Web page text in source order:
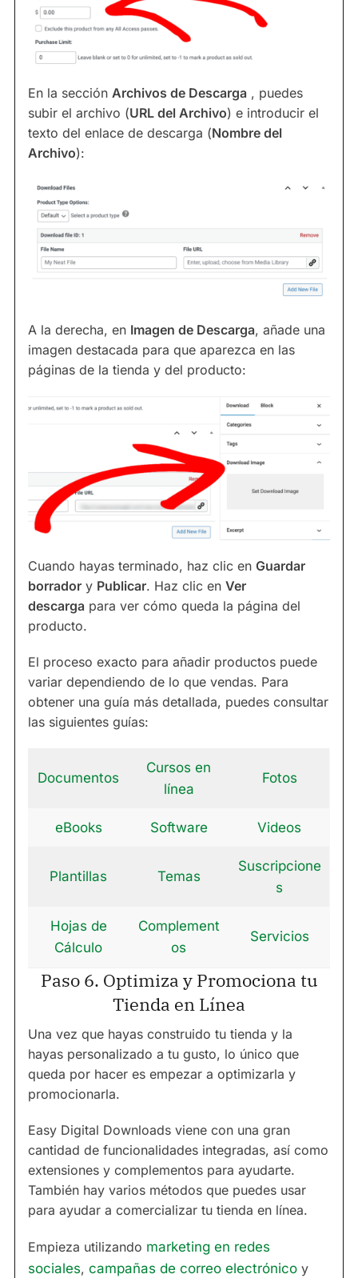
En la sección Archivos de Descarga , puedes
subir el archivo (URL del Archivo) e introducir el
texto del enlace de descarga (Nombre del
Archivo):
A la derecha, en Imagen de Descarga, añade una
imagen destacada para que aparezca en las
páginas de la tienda y del producto:
Cuando hayas terminado, haz clic en Guardar
borrador y Publicar. Haz clic en Ver
descarga para ver cómo queda la página del
producto.
El proceso exacto para añadir productos puede
variar dependiendo de lo que vendas. Para
obtener una guía más detallada, puedes consultar
las siguientes guías:
Documentos
Cursos en
línea
Fotos
eBooks Software Videos
Plantillas Temas
Suscripcione
s
Hojas de
Cálculo
Complement
os
Servicios
Paso 6. Optimiza y Promociona tu
Tienda en Línea
Una vez que hayas construido tu tienda y la
hayas personalizado a tu gusto, lo único que
queda por hacer es empezar a optimizarla y
promocionarla.
Easy Digital Downloads viene con una gran
cantidad de funcionalidades integradas, así como
extensiones y complementos para ayudarte.
También hay varios métodos que puedes usar
para ayudar a comercializar tu tienda en línea.
Empieza utilizando marketing en redes
sociales, campañas de correo electrónico y